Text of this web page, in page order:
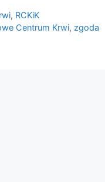
, RCKiK
Centrum Krwi, zgoda